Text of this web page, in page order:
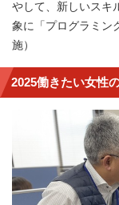
やして、新しいスキ
象に「プログラミ
施）
2025働きたい女性